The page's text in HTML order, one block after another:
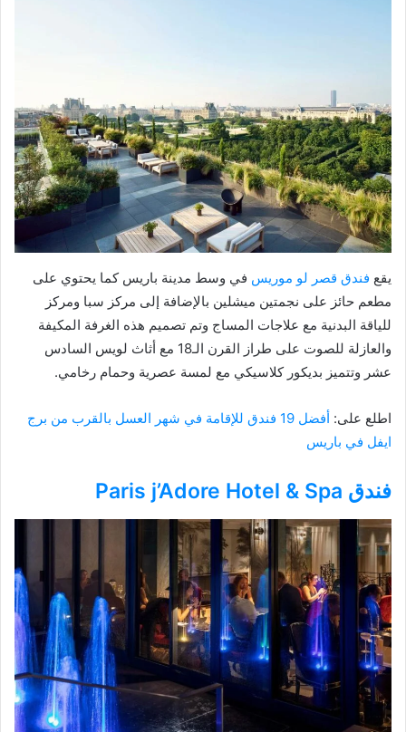
يقع فندق قصر لو موريس في وسط مدينة باريس كما يحتوي على
مطعم حائز على نجمتين ميشلين بالإضافة إلى مركز سبا ومركز
للياقة البدنية مع علاجات المساج وتم تصميم هذه الغرفة المكيفة
والعازلة للصوت على طراز القرن الـ18 مع أثاث لويس السادس
عشر وتتميز بديكور كلاسيكي مع لمسة عصرية وحمام رخامي.
اطلع على:
أفضل 19 فندق للإقامة في شهر العسل بالقرب من برج
ايفل في باريس
فندق Paris j’Adore Hotel & Spa